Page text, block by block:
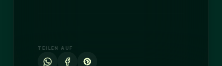
TEILEN AUF